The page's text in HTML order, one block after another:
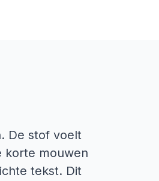
De stof voelt
korte mouwen
tekst. Dit